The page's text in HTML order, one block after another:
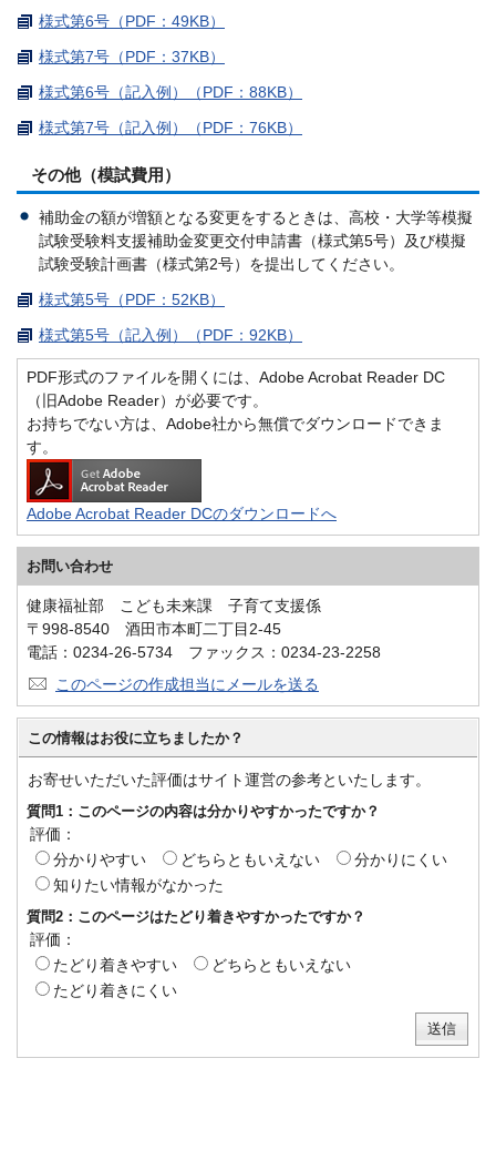
様式第6号（PDF：49KB）
様式第7号（PDF：37KB）
様式第6号（記入例）（PDF：88KB）
様式第7号（記入例）（PDF：76KB）
その他（模試費用）
補助金の額が増額となる変更をするときは、高校・大学等模擬
試験受験料支援補助金変更交付申請書（様式第5号）及び模擬
試験受験計画書（様式第2号）を提出してください。
様式第5号（PDF：52KB）
様式第5号（記入例）（PDF：92KB）
PDF形式のファイルを開くには、Adobe Acrobat Reader DC
（旧Adobe Reader）が必要です。
お持ちでない方は、Adobe社から無償でダウンロードできま
す。
Adobe Acrobat Reader DCのダウンロードへ
お問い合わせ
健康福祉部 こども未来課 子育て支援係
〒998-8540 酒田市本町二丁目2-45
電話：0234-26-5734 ファックス：0234-23-2258
このページの作成担当にメールを送る
この情報はお役に立ちましたか？
お寄せいただいた評価はサイト運営の参考といたします。
質問1：このページの内容は分かりやすかったですか？
評価：
分かりやすい
どちらともいえない
分かりにくい
知りたい情報がなかった
質問2：このページはたどり着きやすかったですか？
評価：
たどり着きやすい
どちらともいえない
たどり着きにくい